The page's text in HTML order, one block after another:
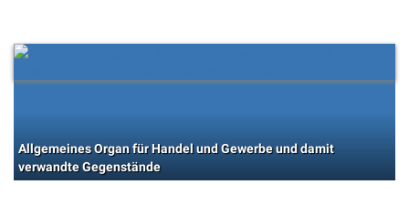
Allgemeines Organ für Handel und Gewerbe und damit
verwandte Gegenstände